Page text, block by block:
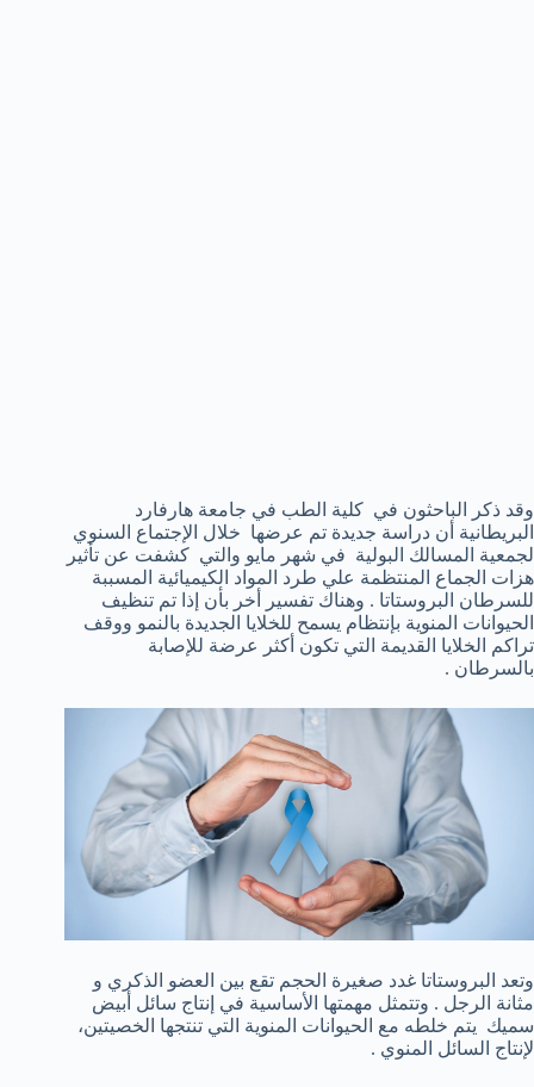
وقد ذكر الباحثون في كلية الطب في جامعة هارفارد
البريطانية أن دراسة جديدة تم عرضها خلال الإجتماع السنوي
لجمعية المسالك البولية في شهر مايو والتي كشفت عن تأثير
هزات الجماع المنتظمة علي طرد المواد الكيميائية المسببة
للسرطان البروستاتا . وهناك تفسير أخر بأن إذا تم تنظيف
الحيوانات المنوية بإنتظام يسمح للخلايا الجديدة بالنمو ووقف
تراكم الخلايا القديمة التي تكون أكثر عرضة للإصابة
بالسرطان .
وتعد البروستاتا غدد صغيرة الحجم تقع بين العضو الذكري و
مثانة الرجل . وتتمثل مهمتها الأساسية في إنتاج سائل أبيض
سميك يتم خلطه مع الحيوانات المنوية التي تنتجها الخصيتين،
لإنتاج السائل المنوي .